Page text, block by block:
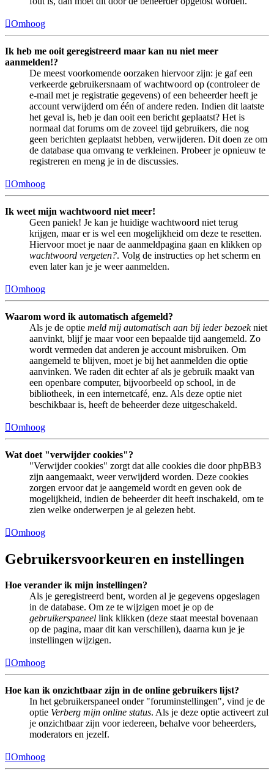
Omhoog
Ik heb me ooit geregistreerd maar kan nu niet meer
aanmelden!?
De meest voorkomende oorzaken hiervoor zijn: je gaf een
verkeerde gebruikersnaam of wachtwoord op (controleer de
e-mail met je registratie gegevens) of een beheerder heeft je
account verwijderd om één of andere reden. Indien dit laatste
het geval is, heb je dan ooit een bericht geplaatst? Het is
normaal dat forums om de zoveel tijd gebruikers, die nog
geen berichten geplaatst hebben, verwijderen. Dit doen ze om
de database qua omvang te verkleinen. Probeer je opnieuw te
registreren en meng je in de discussies.
Omhoog
Ik weet mijn wachtwoord niet meer!
Geen paniek! Je kan je huidige wachtwoord niet terug
krijgen, maar er is wel een mogelijkheid om deze te resetten.
Hiervoor moet je naar de aanmeldpagina gaan en klikken op
wachtwoord vergeten?. Volg de instructies op het scherm en
even later kan je je weer aanmelden.
Omhoog
Waarom word ik automatisch afgemeld?
Als je de optie meld mij automatisch aan bij ieder bezoekniet
aanvinkt, blijf je maar voor een bepaalde tijd aangemeld. Zo
wordt vermeden dat anderen je account misbruiken. Om
aangemeld te blijven, moet je bij het aanmelden die optie
aanvinken. We raden dit echter af als je gebruik maakt van
een openbare computer, bijvoorbeeld op school, in de
bibliotheek, in een internetcafé, enz. Als deze optie niet
beschikbaar is, heeft de beheerder deze uitgeschakeld.
Omhoog
Wat doet "verwijder cookies"?
"Verwijder cookies" zorgt dat alle cookies die door phpBB3
zijn aangemaakt, weer verwijderd worden. Deze cookies
zorgen ervoor dat je aangemeld wordt en geven ook de
mogelijkheid, indien de beheerder dit heeft inschakeld, om te
zien welke onderwerpen je al gelezen hebt.
Omhoog
Gebruikersvoorkeuren en instellingen
Hoe verander ik mijn instellingen?
Als je geregistreerd bent, worden al je gegevens opgeslagen
in de database. Om ze te wijzigen moet je op de
gebruikerspaneel link klikken (deze staat meestal bovenaan
op de pagina, maar dit kan verschillen), daarna kun je je
instellingen wijzigen.
Omhoog
Hoe kan ik onzichtbaar zijn in de online gebruikers lijst?
In het gebruikerspaneel onder "foruminstellingen", vind je de
optie Verberg mijn online status. Als je deze optie activeert zul
je onzichtbaar zijn voor iedereen, behalve voor beheerders,
moderators en jezelf.
Omhoog